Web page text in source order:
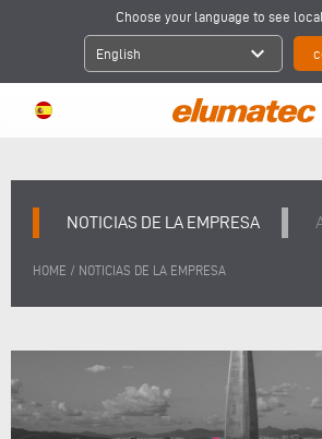
Choose your language to see
English expand_more
NOTICIAS DE LA EMPRESA
HOME / NOTICIAS DE LA EMPRESA